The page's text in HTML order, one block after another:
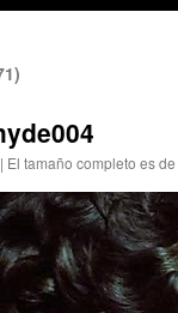
| El tamaño completo es de